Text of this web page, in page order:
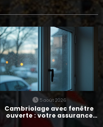
5 août 2026
Cambriolage avec fenêtre
ouverte : votre assurance
paie-t-elle ?